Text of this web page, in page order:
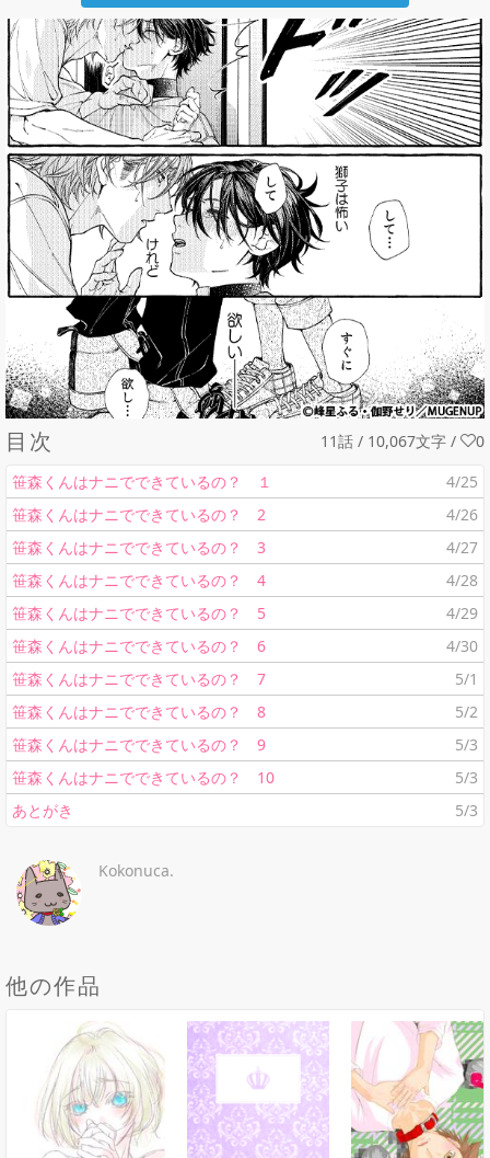
目次 11話 / 10,067文字 /
0
笹森くんはナニでできているの？ １
4/25
笹森くんはナニでできているの？ 2
4/26
笹森くんはナニでできているの？ 3
4/27
笹森くんはナニでできているの？ 4
4/28
笹森くんはナニでできているの？ 5
4/29
笹森くんはナニでできているの？ 6
4/30
笹森くんはナニでできているの？ 7
5/1
笹森くんはナニでできているの？ 8
5/2
笹森くんはナニでできているの？ 9
5/3
笹森くんはナニでできているの？ 10
5/3
あとがき
5/3
Kokonuca.
他の作品